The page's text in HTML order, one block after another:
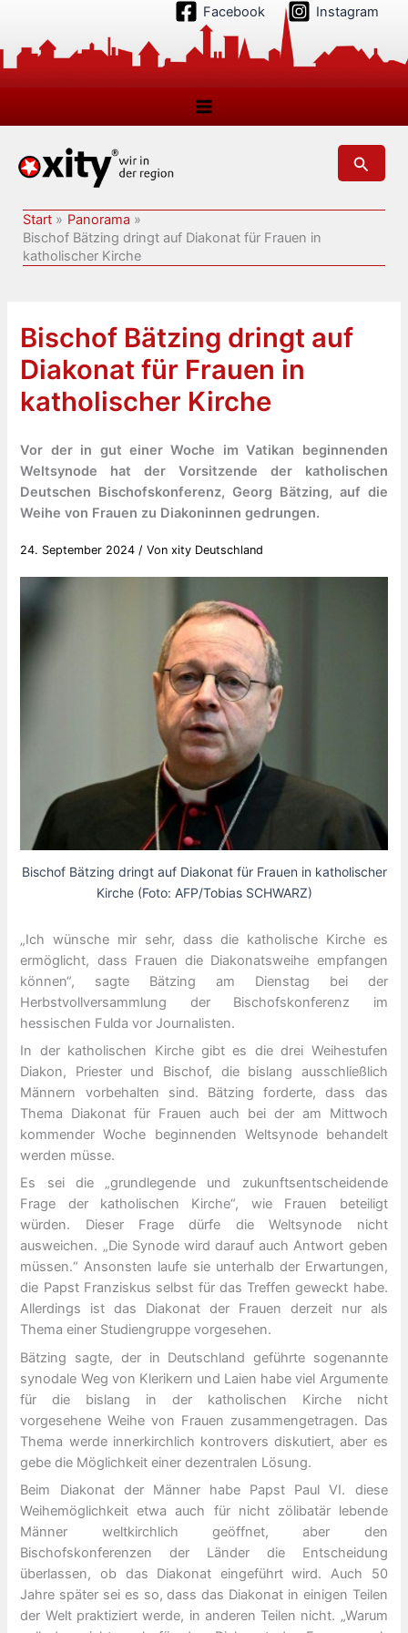
springen
Facebook Instagram
Suchen
Start
Panorama
Bischof Bätzing dringt auf Diakonat für Frauen in
katholischer Kirche
Bischof Bätzing dringt auf
Diakonat für Frauen in
katholischer Kirche
Vor der in gut einer Woche im Vatikan beginnenden
Weltsynode hat der Vorsitzende der katholischen
Deutschen Bischofskonferenz, Georg Bätzing, auf die
Weihe von Frauen zu Diakoninnen gedrungen.
24. September 2024 / Vonxity Deutschland
Bischof Bätzing dringt auf Diakonat für Frauen in katholischer
Kirche (Foto: AFP/Tobias SCHWARZ)
„Ich wünsche mir sehr, dass die katholische Kirche es
ermöglicht, dass Frauen die Diakonatsweihe empfangen
können“, sagte Bätzing am Dienstag bei der
Herbstvollversammlung der Bischofskonferenz im
hessischen Fulda vor Journalisten.
In der katholischen Kirche gibt es die drei Weihestufen
Diakon, Priester und Bischof, die bislang ausschließlich
Männern vorbehalten sind. Bätzing forderte, dass das
Thema Diakonat für Frauen auch bei der am Mittwoch
kommender Woche beginnenden Weltsynode behandelt
werden müsse.
Es sei die „grundlegende und zukunftsentscheidende
Frage der katholischen Kirche“, wie Frauen beteiligt
würden. Dieser Frage dürfe die Weltsynode nicht
ausweichen. „Die Synode wird darauf auch Antwort geben
müssen.“ Ansonsten laufe sie unterhalb der Erwartungen,
die Papst Franziskus selbst für das Treffen geweckt habe.
Allerdings ist das Diakonat der Frauen derzeit nur als
Thema einer Studiengruppe vorgesehen.
Bätzing sagte, der in Deutschland geführte sogenannte
synodale Weg von Klerikern und Laien habe viel Argumente
für die bislang in der katholischen Kirche nicht
vorgesehene Weihe von Frauen zusammengetragen. Das
Thema werde innerkirchlich kontrovers diskutiert, aber es
gebe die Möglichkeit einer dezentralen Lösung.
Beim Diakonat der Männer habe Papst Paul VI. diese
Weihemöglichkeit etwa auch für nicht zölibatär lebende
Männer weltkirchlich geöffnet, aber den
Bischofskonferenzen der Länder die Entscheidung
überlassen, ob das Diakonat eingeführt wird. Auch 50
Jahre später sei es so, dass das Diakonat in einigen Teilen
der Welt praktiziert werde, in anderen Teilen nicht. „Warum